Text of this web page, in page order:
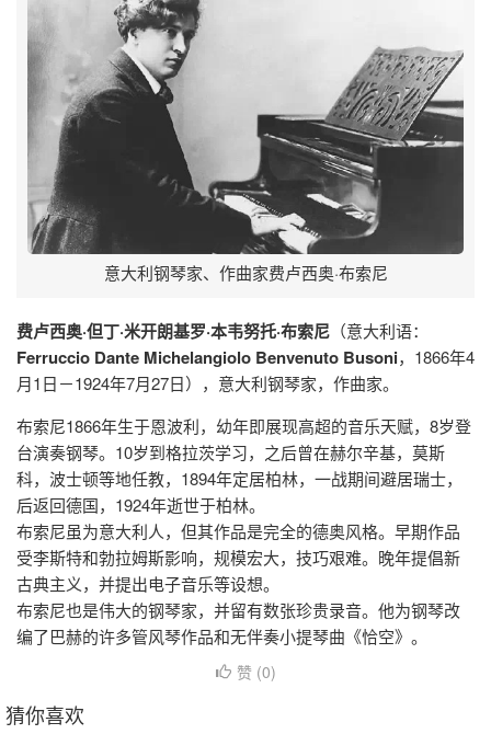
意大利钢琴家、作曲家费卢西奥·布索尼
费卢西奥·但丁·米开朗基罗·本韦努托·布索尼 （意大利语：
Ferruccio Dante Michelangiolo Benvenuto Busoni，1866年4
月1日－1924年7月27日），意大利钢琴家，作曲家。
布索尼1866年生于恩波利，幼年即展现高超的音乐天赋，8岁登
台演奏钢琴。10岁到格拉茨学习，之后曾在赫尔辛基，莫斯
科，波士顿等地任教，1894年定居柏林，一战期间避居瑞士，
后返回德国，1924年逝世于柏林。
布索尼虽为意大利人，但其作品是完全的德奥风格。早期作品
受李斯特和勃拉姆斯影响，规模宏大，技巧艰难。晚年提倡新
古典主义，并提出电子音乐等设想。
布索尼也是伟大的钢琴家，并留有数张珍贵录音。他为钢琴改
编了巴赫的许多管风琴作品和无伴奏小提琴曲《恰空》。
赞 (0)
猜你喜欢